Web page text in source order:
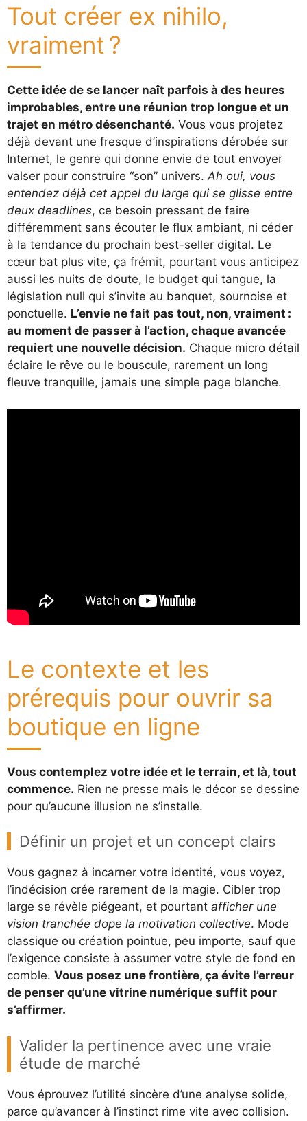
Tout créer ex nihilo,
vraiment ?
Cette idée de se lancer naît parfois à des heures
improbables, entre une réunion trop longue et un
trajet en métro désenchanté. Vous vous projetez
déjà devant une fresque d’inspirations dérobée sur
Internet, le genre qui donne envie de tout envoyer
valser pour construire “son” univers.Ah oui, vous
entendez déjà cet appel du large qui se glisse entre
deux deadlines, ce besoin pressant de faire
différemment sans écouter le flux ambiant, ni céder
à la tendance du prochain best-seller digital. Le
cœur bat plus vite, ça frémit, pourtant vous anticipez
aussi les nuits de doute, le budget qui tangue, la
législation null qui s’invite au banquet, sournoise et
ponctuelle. L’envie ne fait pas tout, non, vraiment :
au moment de passer à l’action, chaque avancée
requiert une nouvelle décision. Chaque micro détail
éclaire le rêve ou le bouscule, rarement un long
fleuve tranquille, jamais une simple page blanche.
Le contexte et les
prérequis pour ouvrir sa
boutique en ligne
Vous contemplez votre idée et le terrain, et là, tout
commence. Rien ne presse mais le décor se dessine
pour qu’aucune illusion ne s’installe.
Définir un projet et un concept clairs
Vous gagnez à incarner votre identité, vous voyez,
l’indécision crée rarement de la magie. Cibler trop
large se révèle piégeant, et pourtant afficher une
vision tranchée dope la motivation collective. Mode
classique ou création pointue, peu importe, sauf que
l’exigence consiste à assumer votre style de fond en
comble. Vous posez une frontière, ça évite l’erreur
de penser qu’une vitrine numérique suffit pour
s’affirmer.
Valider la pertinence avec une vraie
étude de marché
Vous éprouvez l’utilité sincère d’une analyse solide,
parce qu’avancer à l’instinct rime vite avec collision.